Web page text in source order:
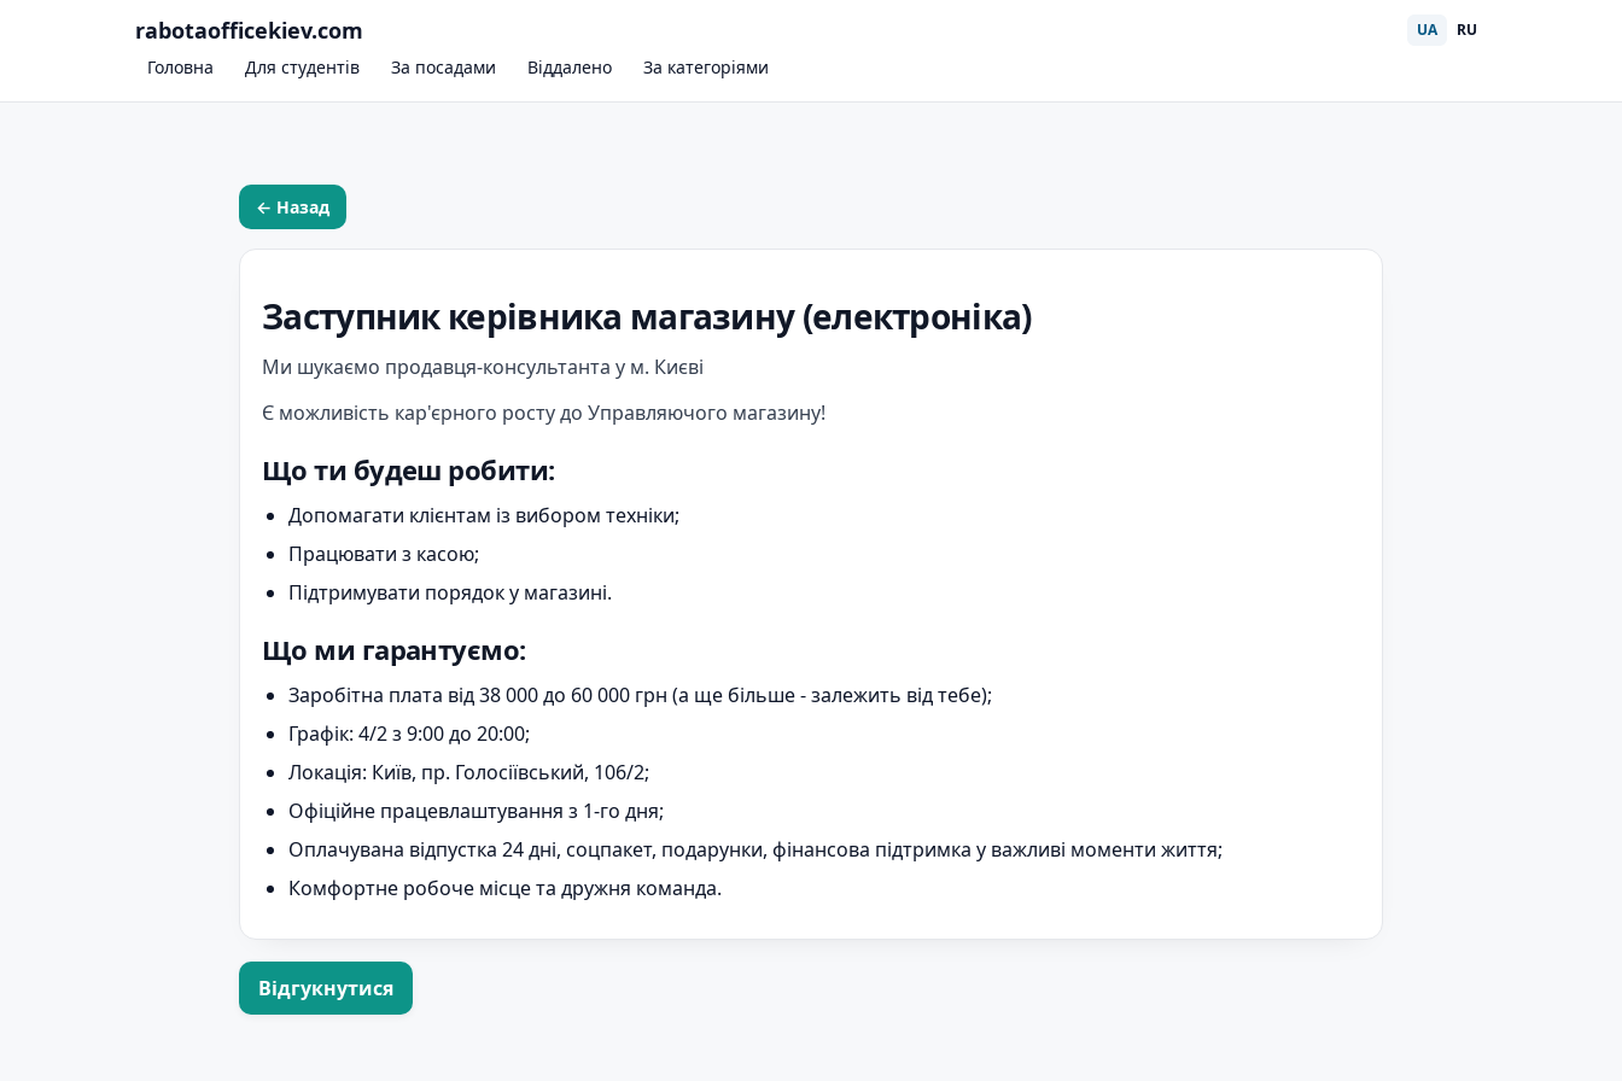
rabotaofficekiev.com
Головна Для студентів За посадами Віддалено За категоріями
UA RU
← Назад
Заступник керівника магазину (електроніка)
Ми шукаємо продавця-консультанта у м. Києві
Є можливість кар'єрного росту до Управляючого магазину!
Що ти будеш робити:
Допомагати клієнтам із вибором техніки;
Працювати з касою;
Підтримувати порядок у магазині.
Що ми гарантуємо:
Заробітна плата від 38 000 до 60 000 грн (а ще більше - залежить від тебе);
Графік: 4/2 з 9:00 до 20:00;
Локація: Київ, пр. Голосіївський, 106/2;
Офіційне працевлаштування з 1-го дня;
Оплачувана відпустка 24 дні, соцпакет, подарунки, фінансова підтримка у важливі моменти життя;
Комфортне робоче місце та дружня команда.
Відгукнутися